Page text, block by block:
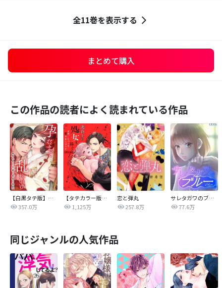
全11巻を表示する
まとめて購入
この作品の読者によく読まれている作品
【白黒タテ版】孕むまで乱れいけ～身代わり花嫁と軍服の猛愛
357.0万
【タテカラー版】漣蒼士に処女を捧ぐ～さあ、じっくり愛でましょうか
1,125万
恋と弾丸
257.8万
サレタガワのブルー【タテヨミ】
77.6万
同じジャンルの人気作品